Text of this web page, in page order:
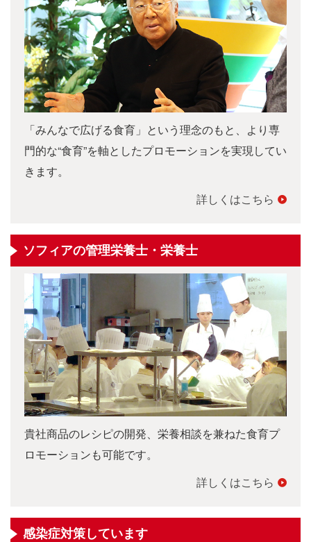
「みんなで広げる食育」という理念のもと、より専
門的な“食育”を軸としたプロモーションを実現してい
きます。
詳しくはこちら
ソフィアの管理栄養士・栄養士
貴社商品のレシピの開発、栄養相談を兼ねた食育プ
ロモーションも可能です。
詳しくはこちら
感染症対策しています